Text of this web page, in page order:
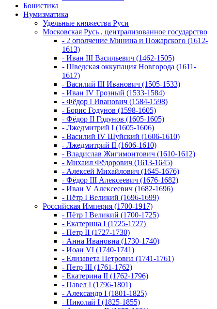
Бонистика
Нумизматика
Удельные княжества Руси
Московская Русь , централизованное государство
- 2 ополчение Минина и Пожарского (1612-
1613)
- Иван III Васильевич (1462-1505)
- Шведская оккупация Новгорода (1611-
1617)
- Василий III Иванович (1505-1533)
- Иван IV Грозный (1533-1584)
- Фёдор I Иванович (1584-1598)
- Борис Годунов (1598-1605)
- Фёдор II Годунов (1605-1605)
- Лжедмитрий I (1605-1606)
- Василий IV Шуйский (1606-1610)
- Лжедмитрий II (1606-1610)
- Владислав Жигимонтович (1610-1612)
- Михаил Фёдорович (1613-1645)
- Алексей Михайлович (1645-1676)
- Фёдор III Алексеевич (1676-1682)
- Иван V Алексеевич (1682-1696)
- Пётр I Великий (1696-1699)
Российская Империя (1700-1917)
- Пётр I Великий (1700-1725)
- Екатерина I (1725-1727)
- Петр II (1727-1730)
- Анна Ивановна (1730-1740)
- Иоан VI (1740-1741)
- Елизавета Петровна (1741-1761)
- Петр III (1761-1762)
- Екатерина II (1762-1796)
- Павел I (1796-1801)
- Александр I (1801-1825)
- Николай I (1825-1855)